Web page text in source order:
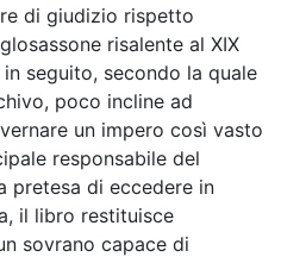
di giudizio rispetto
risalente al XIX
seguito, secondo la quale
poco incline ad
un impero così vasto
responsabile del
pretesa di eccedere in
il libro restituisce
sovrano capace di